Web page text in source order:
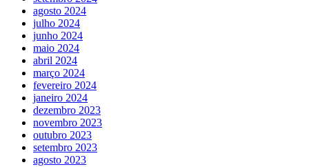
agosto 2024
julho 2024
junho 2024
maio 2024
abril 2024
março 2024
fevereiro 2024
janeiro 2024
dezembro 2023
novembro 2023
outubro 2023
setembro 2023
agosto 2023